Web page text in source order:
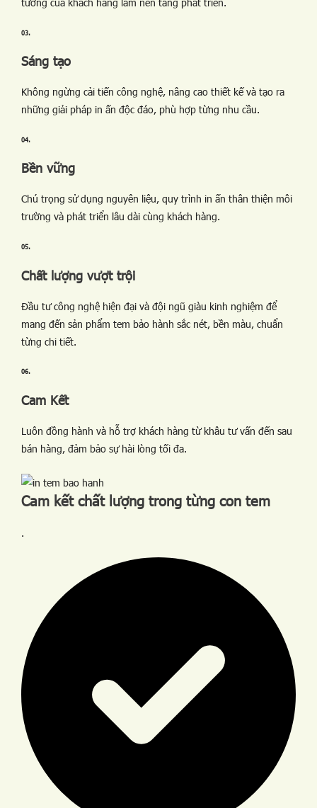
tưởng của khách hàng làm nền tảng phát triển.
03.
Sáng tạo
Không ngừng cải tiến công nghệ, nâng cao thiết kế và tạo ra
những giải pháp in ấn độc đáo, phù hợp từng nhu cầu.
04.
Bền vững
Chú trọng sử dụng nguyên liệu, quy trình in ấn thân thiện môi
trường và phát triển lâu dài cùng khách hàng.
05.
Chất lượng vượt trội
Đầu tư công nghệ hiện đại và đội ngũ giàu kinh nghiệm để
mang đến sản phẩm tem bảo hành sắc nét, bền màu, chuẩn
từng chi tiết.
06.
Cam Kết
Luôn đồng hành và hỗ trợ khách hàng từ khâu tư vấn đến sau
bán hàng, đảm bảo sự hài lòng tối đa.
Cam kết chất lượng trong từng con tem
.